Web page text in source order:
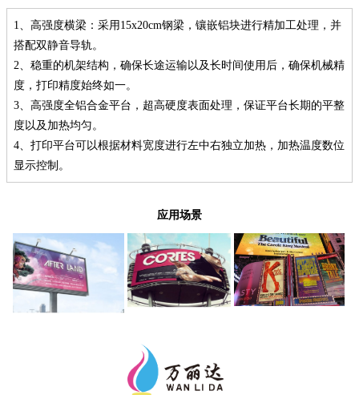
1、高强度横梁：采用15x20cm钢梁，镶嵌铝块进行精加工处理，并
搭配双静音导轨。
2、稳重的机架结构，确保长途运输以及长时间使用后，确保机械精
度，打印精度始终如一。
3、高强度全铝合金平台，超高硬度表面处理，保证平台长期的平整
度以及加热均匀。
4、打印平台可以根据材料宽度进行左中右独立加热，加热温度数位
显示控制。
应用场景